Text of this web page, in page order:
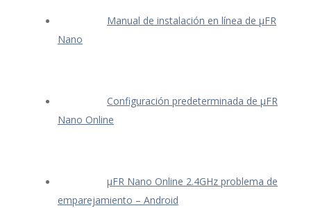
Manual de instalación en línea de μFR
Nano
Configuración predeterminada de μFR
Nano Online
μFR Nano Online 2.4GHz problema de
emparejamiento – Android